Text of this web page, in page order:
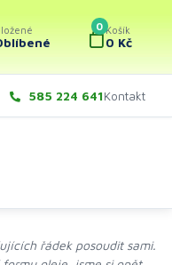
0 Košík
0 Kč
585 224 641Kontakt
řádek posoudit sami.